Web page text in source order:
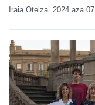
Iraia Oteiza 2024 aza 07